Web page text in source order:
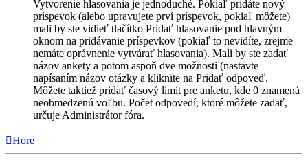
Vytvorenie hlasovania je jednoduché. Pokiaľ pridáte nový
príspevok (alebo upravujete prví príspevok, pokiaľ môžete)
mali by ste vidieť tlačítko Pridať hlasovanie pod hlavným
oknom na pridávanie príspevkov (pokiaľ to nevidíte, zrejme
nemáte oprávnenie vytvárať hlasovania). Mali by ste zadať
názov ankety a potom aspoň dve možnosti (nastavte
napísaním názov otázky a kliknite na Pridať odpoveď.
Môžete taktiež pridať časový limit pre anketu, kde 0 znamená
neobmedzenú voľbu. Počet odpovedí, ktoré môžete zadať,
určuje Administrátor fóra.
Hore